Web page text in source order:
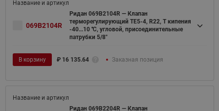
069B2104R
Ридан 069B2104R — Клапан
терморегулирующий TE5-4, R22, T кипения
-40...10 ℃, угловой, присоединительные
патрубки 5/8"
В корзину ₽ 16 135.64 Заказная позиция
Ридан 069B2204R — Клапан